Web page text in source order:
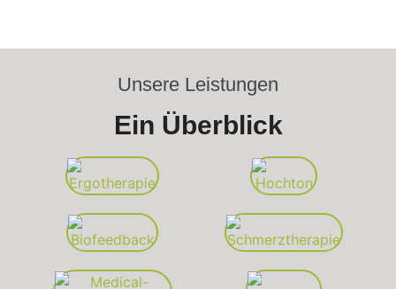
Unsere Leistungen
Ein Überblick